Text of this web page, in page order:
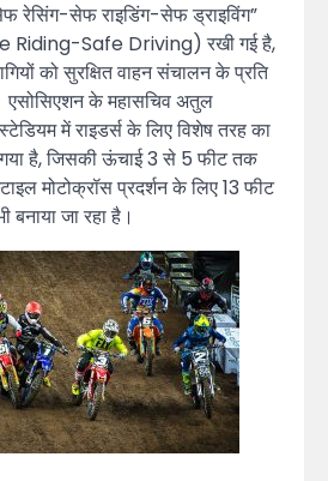
रेसिंग-सेफ राइडिंग-सेफ ड्राइविंग”
Riding-Safe Driving) रखी गई है,
को सुरक्षित वाहन संचालन के प्रति
के महासचिव अतुल
में राइडर्स के लिए विशेष तरह का
है, जिसकी ऊंचाई 3 से 5 फीट तक
मोटोक्रॉस प्रदर्शन के लिए 13 फीट
जा रहा है।